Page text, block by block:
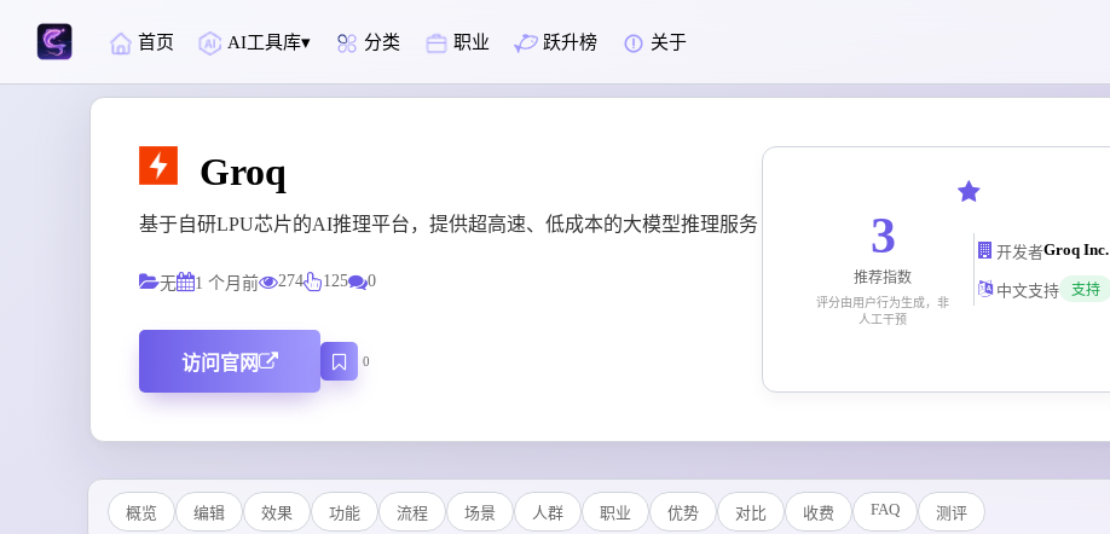
首页 AI工具库 分类 职业 跃升榜 关于
Groq
基于自研LPU芯片的AI推理平台，提供超高速、低成本的大模型推理服务
无 1 个月前 274 125 0
访问官网 0
3
推荐指数
评分由用户行为生成，非
人工干预
开发者Groq Inc.
中文支持 支持
概览 编辑 效果 功能 流程 场景 人群 职业 优势 对比 收费 FAQ 测评